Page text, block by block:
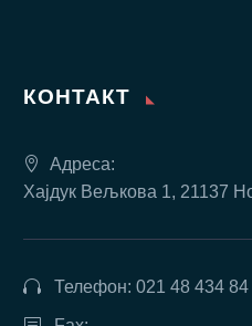
КОНТАКТ
Адреса:
Хајдук Вељкова 1, 21137
Телефон: 021 48 434 84